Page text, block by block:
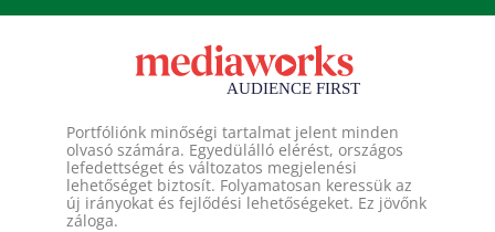
Portfóliónk minőségi tartalmat jelent minden
olvasó számára. Egyedülálló elérést, országos
lefedettséget és változatos megjelenési
lehetőséget biztosít. Folyamatosan keressük az
új irányokat és fejlődési lehetőségeket. Ez jövőnk
záloga.